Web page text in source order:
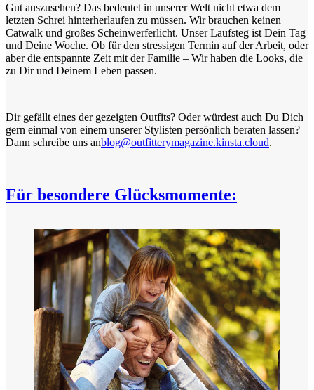
Gut auszusehen? Das bedeutet in unserer Welt nicht etwa dem
letzten Schrei hinterherlaufen zu müssen. Wir brauchen keinen
Catwalk und großes Scheinwerferlicht. Unser Laufsteg ist Dein Tag
und Deine Woche. Ob für den stressigen Termin auf der Arbeit, oder
aber die entspannte Zeit mit der Familie – Wir haben die Looks, die
zu Dir und Deinem Leben passen.
Dir gefällt eines der gezeigten Outfits? Oder würdest auch Du Dich
gern einmal von einem unserer Stylisten persönlich beraten lassen?
Dann schreibe uns anblog@outfitterymagazine.kinsta.cloud.
Für besondere Glücksmomente: